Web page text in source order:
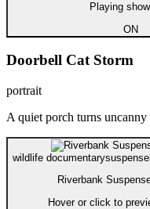
Playing
ON
Doorbell Cat Storm
portrait
A quiet porch turns
wildlife documentarysuspense
Riverbank
Hover or click to